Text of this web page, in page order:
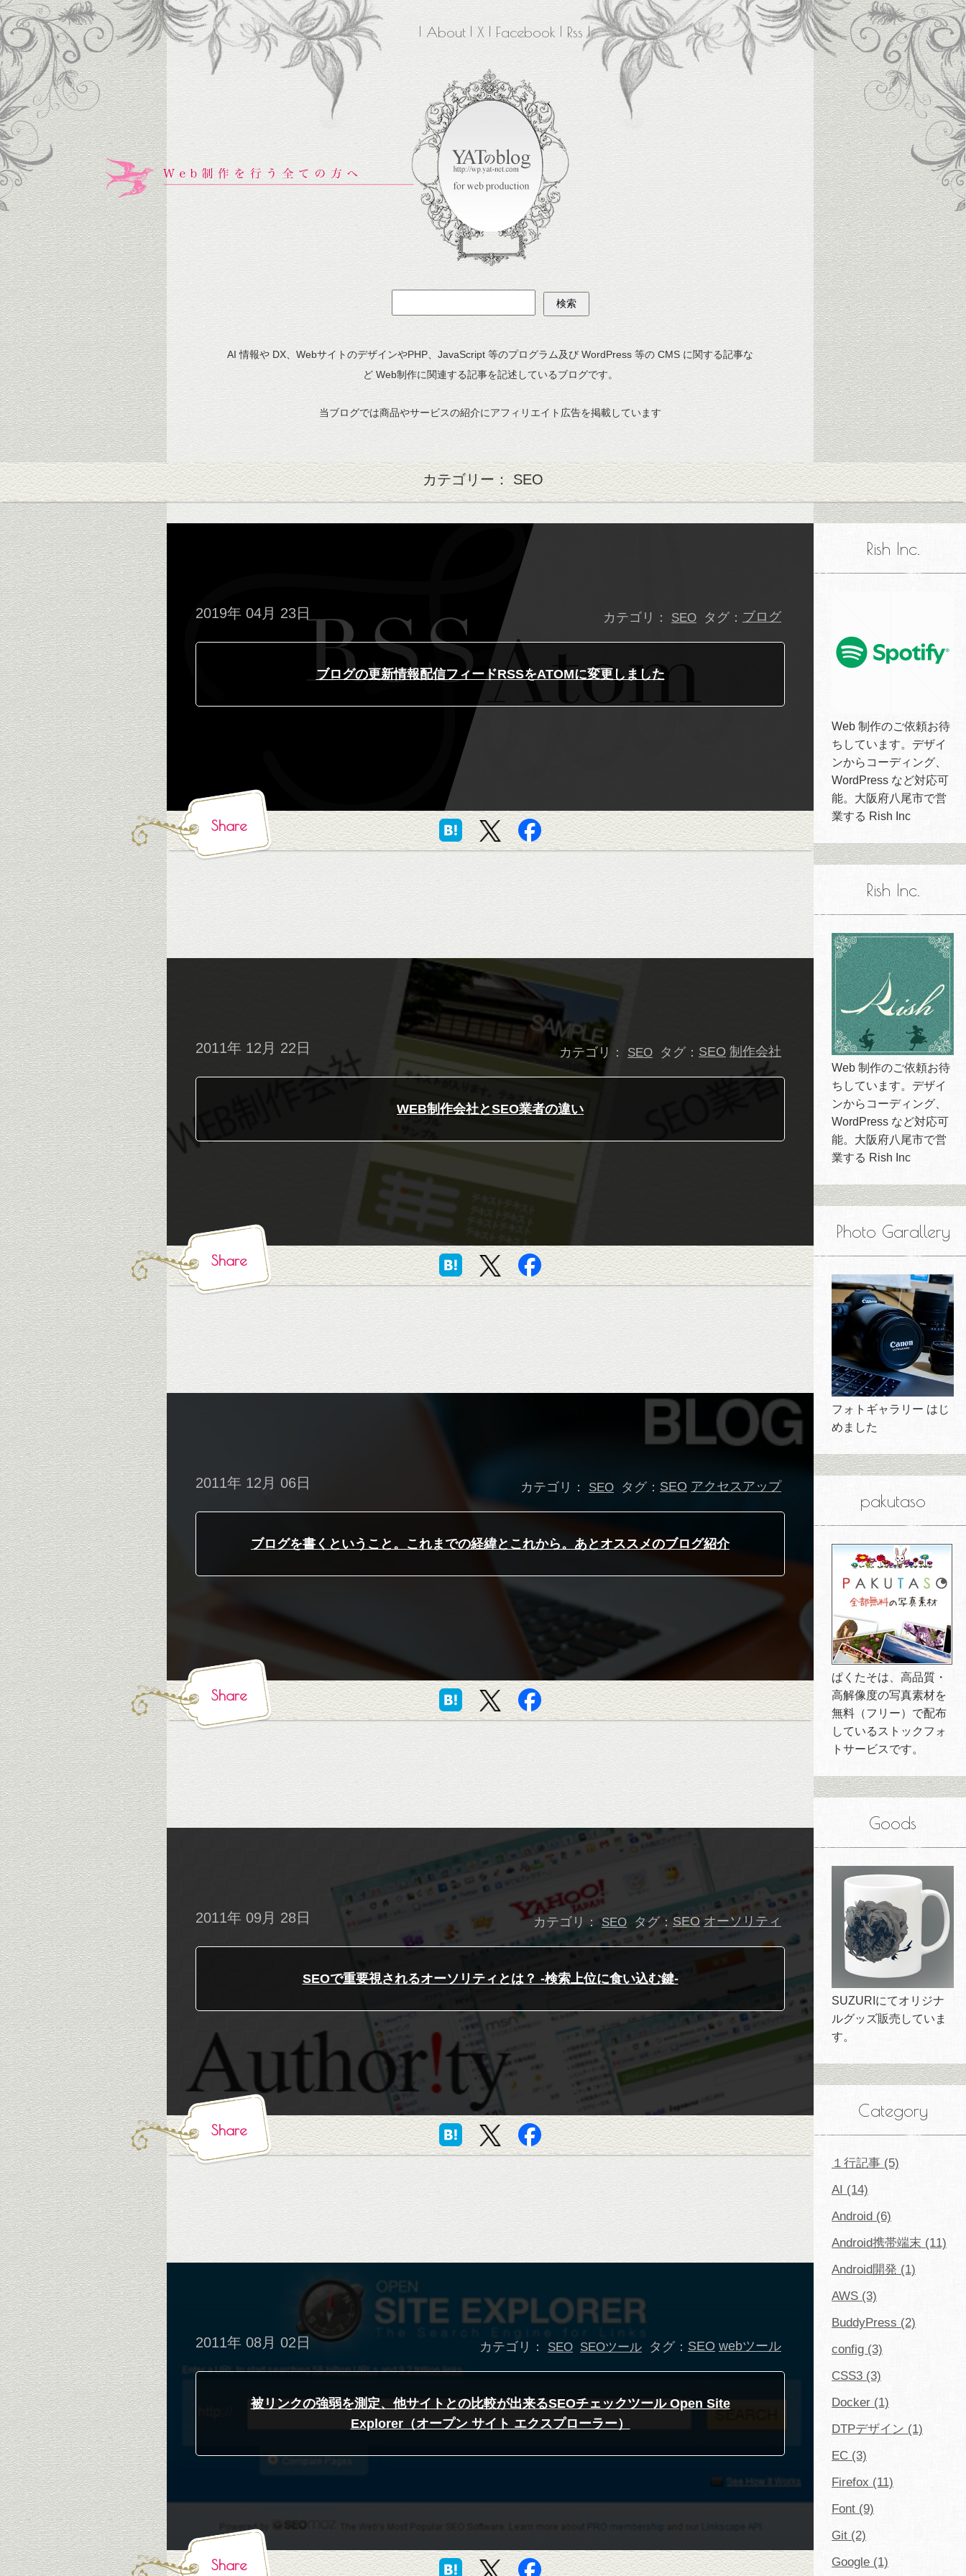
About X Facebook Rss
AI 情報や DX、WebサイトのデザインやPHP、JavaScript 等のプログラム及び WordPress 等の CMS に関する記事な
ど Web制作に関連する記事を記述しているブログです。
当ブログでは商品やサービスの紹介にアフィリエイト広告を掲載しています
カテゴリー： SEO
2019年 04月 23日 カテゴリ： SEO タグ： ブログ
ブログの更新情報配信フィードRSSをATOMに変更しました
Share
2011年 12月 22日 カテゴリ： SEO タグ： SEO 制作会社
WEB制作会社とSEO業者の違い
Share
2011年 12月 06日 カテゴリ： SEO タグ： SEO アクセスアップ
ブログを書くということ。これまでの経緯とこれから。あとオススメのブログ紹介
Share
2011年 09月 28日 カテゴリ： SEO タグ： SEO オーソリティ
SEOで重要視されるオーソリティとは？ -検索上位に食い込む鍵-
Share
2011年 08月 02日 カテゴリ： SEO SEOツール タグ： SEO webツール
被リンクの強弱を測定、他サイトとの比較が出来るSEOチェックツール Open Site
Explorer（オープン サイト エクスプローラー）
Share
Rish Inc.
Web 制作のご依頼お待
ちしています。デザイ
ンからコーディング、
WordPress など対応可
能。大阪府八尾市で営
業する Rish Inc
Rish Inc.
Web 制作のご依頼お待
ちしています。デザイ
ンからコーディング、
WordPress など対応可
能。大阪府八尾市で営
業する Rish Inc
Photo Garallery
フォトギャラリー はじ
めました
pakutaso
ぱくたそは、高品質・
高解像度の写真素材を
無料（フリー）で配布
しているストックフォ
トサービスです。
Goods
SUZURIにてオリジナ
ルグッズ販売していま
す。
Category
１行記事 (5)
AI (14)
Android (6)
Android携帯端末 (11)
Android開発 (1)
AWS (3)
BuddyPress (2)
config (3)
CSS3 (3)
Docker (1)
DTPデザイン (1)
EC (3)
Firefox (11)
Font (9)
Git (2)
Google (1)